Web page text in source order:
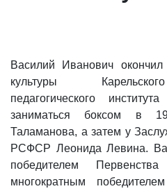
Василий Иванович окончил
культуры
педагогического
заниматься боксом в
Таламанова, а затем у
РСФСР Леонида Левина.
победителем
многократным